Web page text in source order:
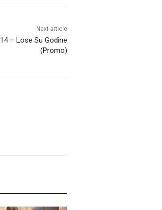
Next article
– Lose Su Godine
(Promo)